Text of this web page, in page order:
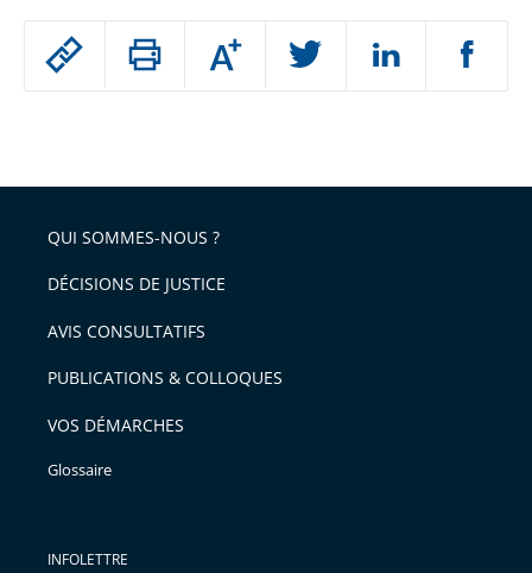
Passer
arriver
après
Augmenter
ou
l'article
pour
avant
QUI SOMMES-NOUS ?
DÉCISIONS DE JUSTICE
AVIS CONSULTATIFS
PUBLICATIONS & COLLOQUES
VOS DÉMARCHES
Glossaire
INFOLETTRE